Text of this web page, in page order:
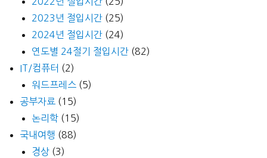
2023년 절입시간 (25)
2024년 절입시간 (24)
연도별 24절기 절입시간 (82)
IT/컴퓨터 (2)
워드프레스 (5)
공부자료 (15)
논리학 (15)
국내여행 (88)
경상 (3)